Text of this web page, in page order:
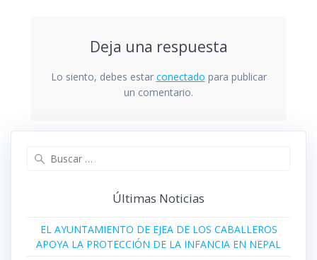
Deja una respuesta
Lo siento, debes estar conectado para publicar
un comentario.
Últimas Noticias
EL AYUNTAMIENTO DE EJEA DE LOS CABALLEROS
APOYA LA PROTECCIÓN DE LA INFANCIA EN NEPAL